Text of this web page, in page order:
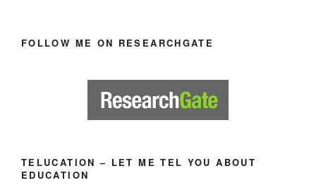
FOLLOW ME ON RESEARCHGATE
TELUCATION – LET ME TEL YOU ABOUT
EDUCATION